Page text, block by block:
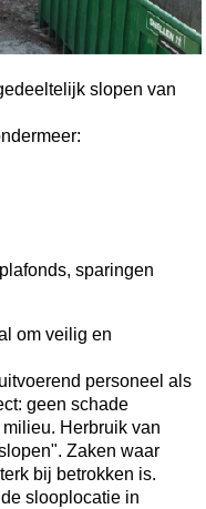
slopen van
sparingen
om veilig en
personeel als
geen schade
Herbruik van
Zaken waar
bij betrokken is.
slooplocatie in